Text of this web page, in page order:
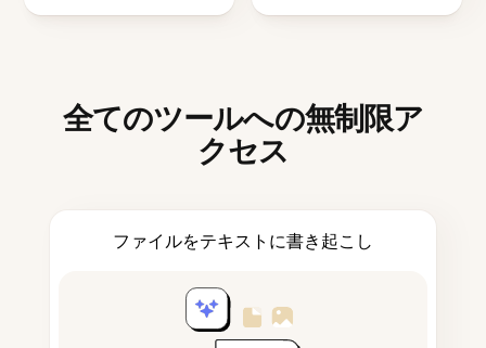
全てのツールへの無制限ア
クセス
ファイルをテキストに書き起こし